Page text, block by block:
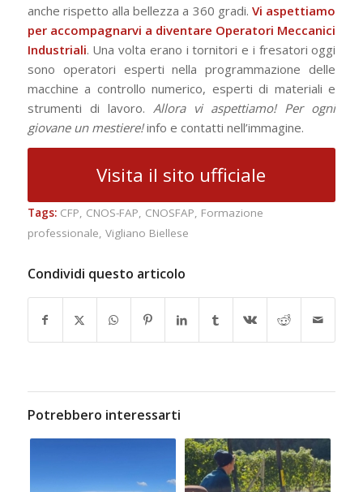
anche rispetto alla bellezza a 360 gradi.Vi aspettiamo
per accompagnarvi a diventare Operatori Meccanici
Industriali. Una volta erano i tornitori e i fresatori oggi
sono operatori esperti nella programmazione delle
macchine a controllo numerico, esperti di materiali e
strumenti di lavoro. Allora vi aspettiamo! Per ogni
giovane un mestiere!info e contatti nell’immagine.
Visita il sito ufficiale
Tags: CFP, CNOS-FAP, CNOSFAP, Formazione
professionale, Vigliano Biellese
Condividi questo articolo
Potrebbero interessarti